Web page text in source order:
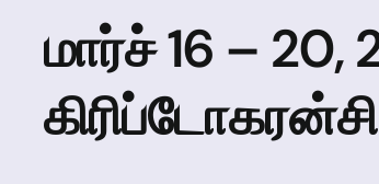
மார்ச் 16 –